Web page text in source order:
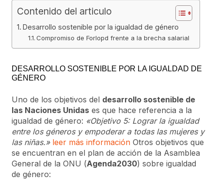
Contenido del articulo
Desarrollo sostenible por la igualdad de género
Compromiso de Forlopd frente a la brecha salarial
DESARROLLO SOSTENIBLE POR LA IGUALDAD DE
GÉNERO
Uno de los objetivos del desarrollo sostenible de
las Naciones Unidas es que hace referencia a la
igualdad de género: «Objetivo 5: Lograr la igualdad
entre los géneros y empoderar a todas las mujeres y
las niñas.» leer más información Otros objetivos que
se encuentran en el plan de acción de la Asamblea
General de la ONU (Agenda2030) sobre igualdad
de género: